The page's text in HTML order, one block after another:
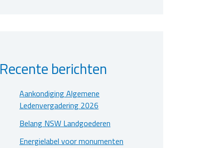
Recente berichten
Aankondiging Algemene
Ledenvergadering 2026
Belang NSW Landgoederen
Energielabel voor monumenten